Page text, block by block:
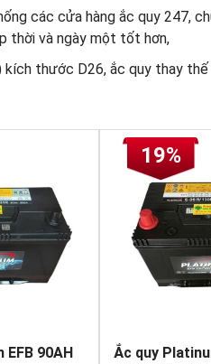
các cửa hàng ắc quy 247,
thời và ngày một tốt hơn,
kích thước D26, ắc quy thay
EFB 90AH
19%
Ắc quy